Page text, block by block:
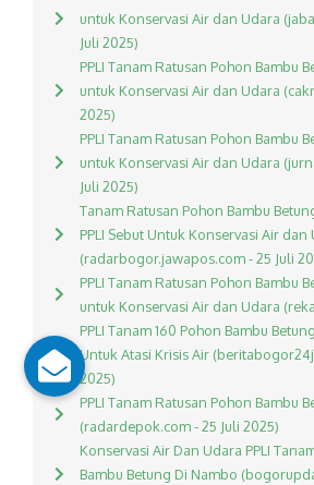
untuk Konservasi Air dan Udara
Juli 2025)
PPLI Tanam Ratusan Pohon Bambu
untuk Konservasi Air dan Udara
2025)
PPLI Tanam Ratusan Pohon Bambu
untuk Konservasi Air dan Udara
Juli 2025)
Tanam Ratusan Pohon Bambu
PPLI Sebut Untuk Konservasi Air dan
(radarbogor.jawapos.com - 25 Juli
PPLI Tanam Ratusan Pohon Bambu
untuk Konservasi Air dan Udara
PPLI Tanam 160 Pohon Bambu
Untuk Atasi Krisis Air
2025)
PPLI Tanam Ratusan Pohon Bambu
(radardepok.com - 25 Juli 2025)
Konservasi Air Dan Udara PPLI
Bambu Betung Di Nambo